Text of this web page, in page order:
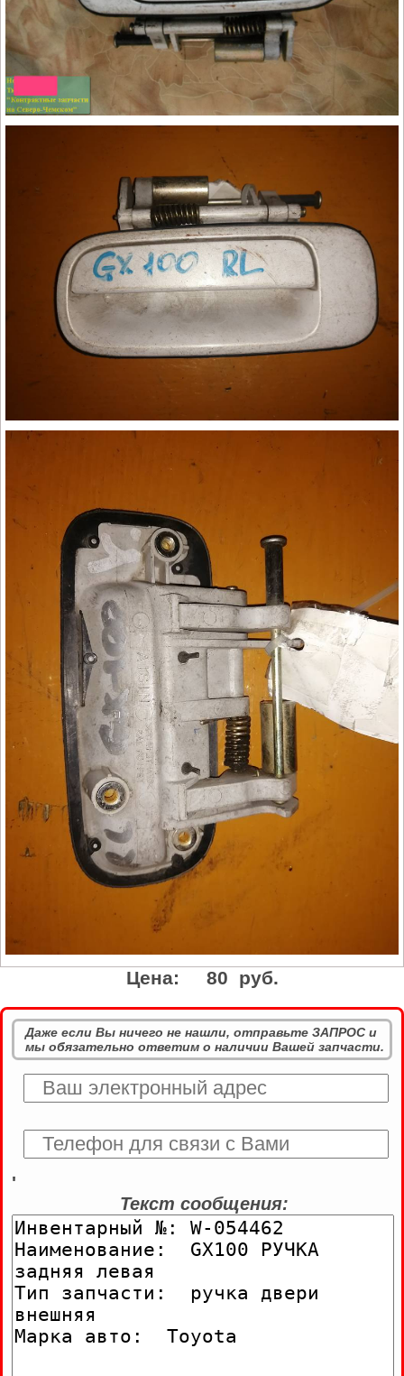
Цена: 80 руб.
Даже если Вы ничего не нашли, отправьте ЗАПРОС и
мы обязательно ответим о наличии Вашей запчасти.
'
Текст сообщения: